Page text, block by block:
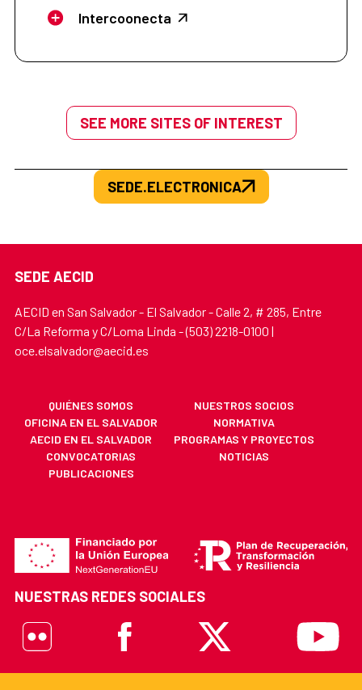
Intercoonecta
SEE MORE SITES OF INTEREST
SEDE.ELECTRONICA
SEDE AECID
AECID en San Salvador - El Salvador - Calle 2, # 285, Entre
C/La Reforma y C/Loma Linda - (503) 2218-0100 |
oce.elsalvador@aecid.es
QUIÉNES SOMOS
NUESTROS SOCIOS
OFICINA EN EL SALVADOR
NORMATIVA
AECID EN EL SALVADOR
PROGRAMAS Y PROYECTOS
CONVOCATORIAS
NOTICIAS
PUBLICACIONES
NUESTRAS REDES SOCIALES
Flickr
Facebook X Youtube